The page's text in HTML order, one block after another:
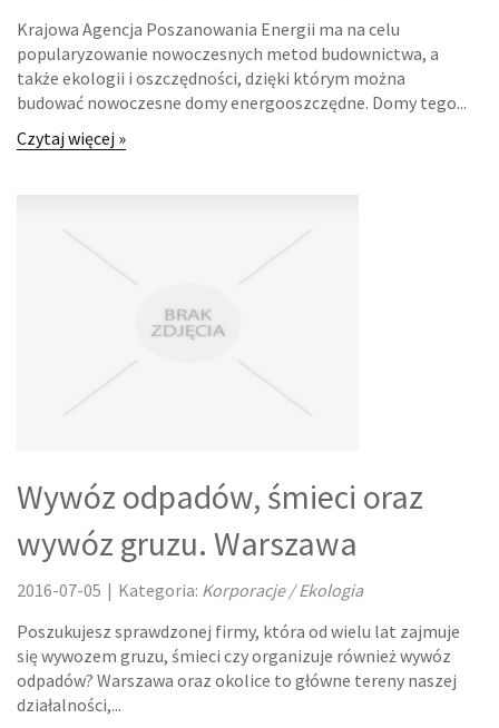
KLIMATYZACJA I WENTYLACJA
NIERUCHOMOŚCI, DZIAŁKI
PLACÓWKI EDUKACYJNE
KONFERENCJE, SALE SZKOLENIOWE
KURSY I SZKOLENIA
KSIĄŻKI, CZASOPISMA
BIZNES ONLINE
BIŻUTERIA
DLA DZIECI
Krajowa Agencja Poszanowania Energii ma na celu
popularyzowanie nowoczesnych metod budownictwa, a
także ekologii i oszczędności, dzięki którym można
budować nowoczesne domy energooszczędne. Domy tego...
Czytaj więcej »
Wywóz odpadów, śmieci oraz
wywóz gruzu. Warszawa
2016-07-05 | Kategoria: Korporacje / Ekologia
Poszukujesz sprawdzonej firmy, która od wielu lat zajmuje
się wywozem gruzu, śmieci czy organizuje również wywóz
odpadów? Warszawa oraz okolice to główne tereny naszej
działalności,...